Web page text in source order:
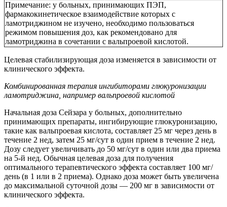
Примечание: у больных, принимающих ПЭП,
фармакокинетическое взаимодействие которых с
ламотриджином не изучено, необходимо пользоваться
режимом повышения доз, как рекомендовано для
ламотриджина в сочетании с вальпроевой кислотой.
Целевая стабилизирующая доза изменяется в зависимости от
клинического эффекта.
Комбинированная терапия ингибиторами глюкуронизации
ламотриджина, например вальпроевой кислотой
Начальная доза Сейзара у больных, дополнительно
принимающих препараты, ингибирующие глюкуронизацию,
такие как вальпроевая кислота, составляет 25 мг через день в
течение 2 нед, затем 25 мг/сут в один прием в течение 2 нед.
Дозу следует увеличивать до 50 мг/сут в один или два приема
на 5-й нед. Обычная целевая доза для получения
оптимального терапевтического эффекта составляет 100 мг/
день (в 1 или в 2 приема). Однако доза может быть увеличена
до максимальной суточной дозы — 200 мг в зависимости от
клинического эффекта.